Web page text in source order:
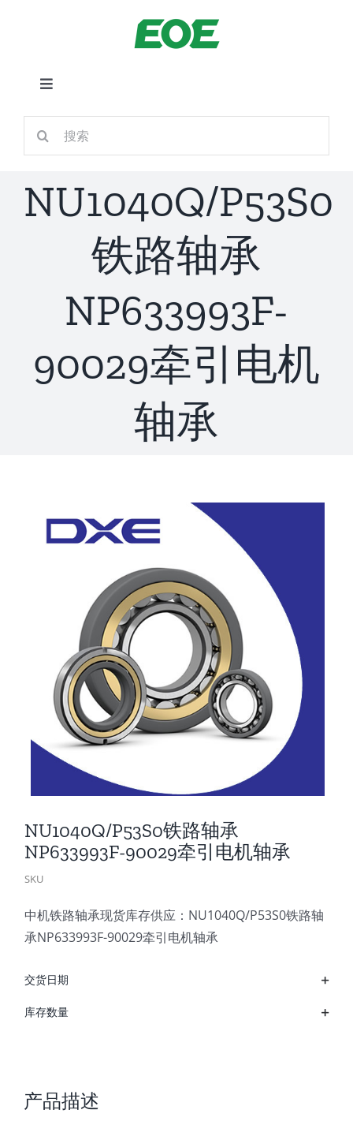
切
换
导
航
首页
联系
NU1040Q/P53S0
铁路轴承
NP633993F-
90029牵引电机
轴承
NU1040Q/P53S0铁路轴承
NP633993F-90029牵引电机轴承
SKU
中机铁路轴承现货库存供应：NU1040Q/P53S0铁路轴
承NP633993F-90029牵引电机轴承
交货日期
库存数量
产品描述